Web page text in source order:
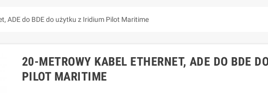
ADE do BDE do użytku z Iridium Pilot Maritime
20-METROWY KABEL ETHERNET, ADE DO BDE
PILOT MARITIME